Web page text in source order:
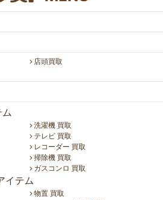
店頭買取
ム
洗濯機 買取
テレビ 買取
レコーダー 買取
掃除機 買取
ガスコンロ 買取
イテム
物置 買取